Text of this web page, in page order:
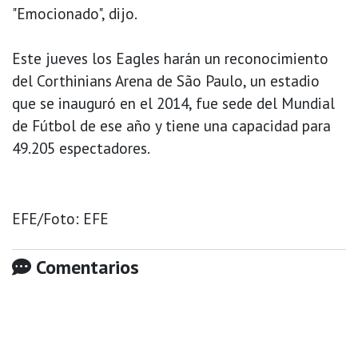
"Emocionado", dijo.
Este jueves los Eagles harán un reconocimiento
del Corthinians Arena de São Paulo, un estadio
que se inauguró en el 2014, fue sede del Mundial
de Fútbol de ese año y tiene una capacidad para
49.205 espectadores.
EFE/Foto: EFE
Comentarios